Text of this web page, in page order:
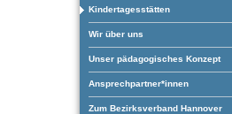
Kindertagesstätten
Wir über uns
Unser pädagogisches Konzept
Ansprechpartner*innen
Zum Bezirksverband Hannover